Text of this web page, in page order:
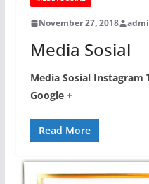
November 27, 2018
Media Sosial
Media Sosial
Google +
Read More